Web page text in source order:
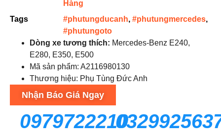
Hàng
Tags
#phutungducanh, #phutungmercedes,
#phutungoto
Dòng xe tương thích: Mercedes-Benz E240,
E280, E350, E500
Mã sản phẩm: A2116980130
Thương hiệu: Phụ Tùng Đức Anh
Nhận Báo Giá Ngay
0979722210